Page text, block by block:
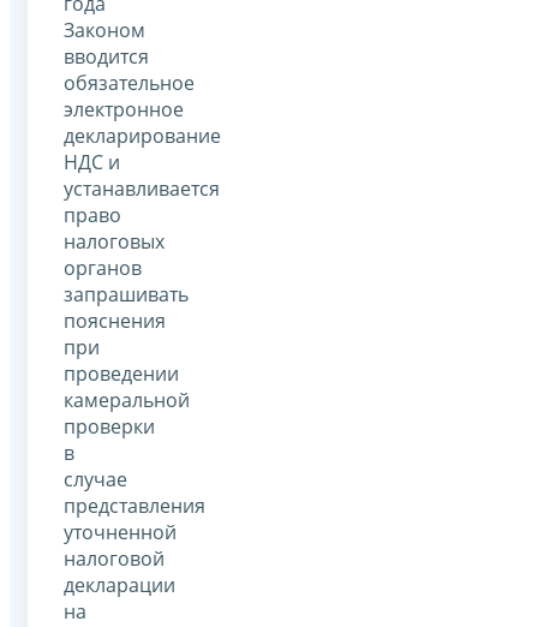
Законом
вводится
обязательное
электронное
декларирование
НДС и
устанавливается
право
налоговых
органов
запрашивать
пояснения
при
проведении
камеральной
проверки
в
случае
представления
уточненной
налоговой
декларации
на